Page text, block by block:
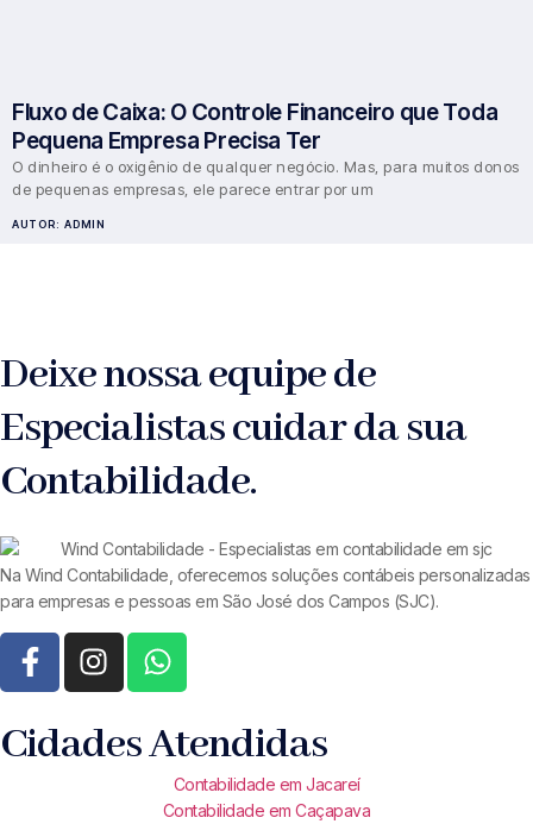
Fluxo de Caixa: O Controle Financeiro que Toda
Pequena Empresa Precisa Ter
O dinheiro é o oxigênio de qualquer negócio. Mas, para muitos donos
de pequenas empresas, ele parece entrar por um
AUTOR: ADMIN
Deixe nossa equipe de
Especialistas cuidar da sua
Contabilidade.
Na Wind Contabilidade, oferecemos soluções contábeis personalizadas
para empresas e pessoas em São José dos Campos (SJC).
Cidades Atendidas
Contabilidade em Jacareí
Contabilidade em Caçapava